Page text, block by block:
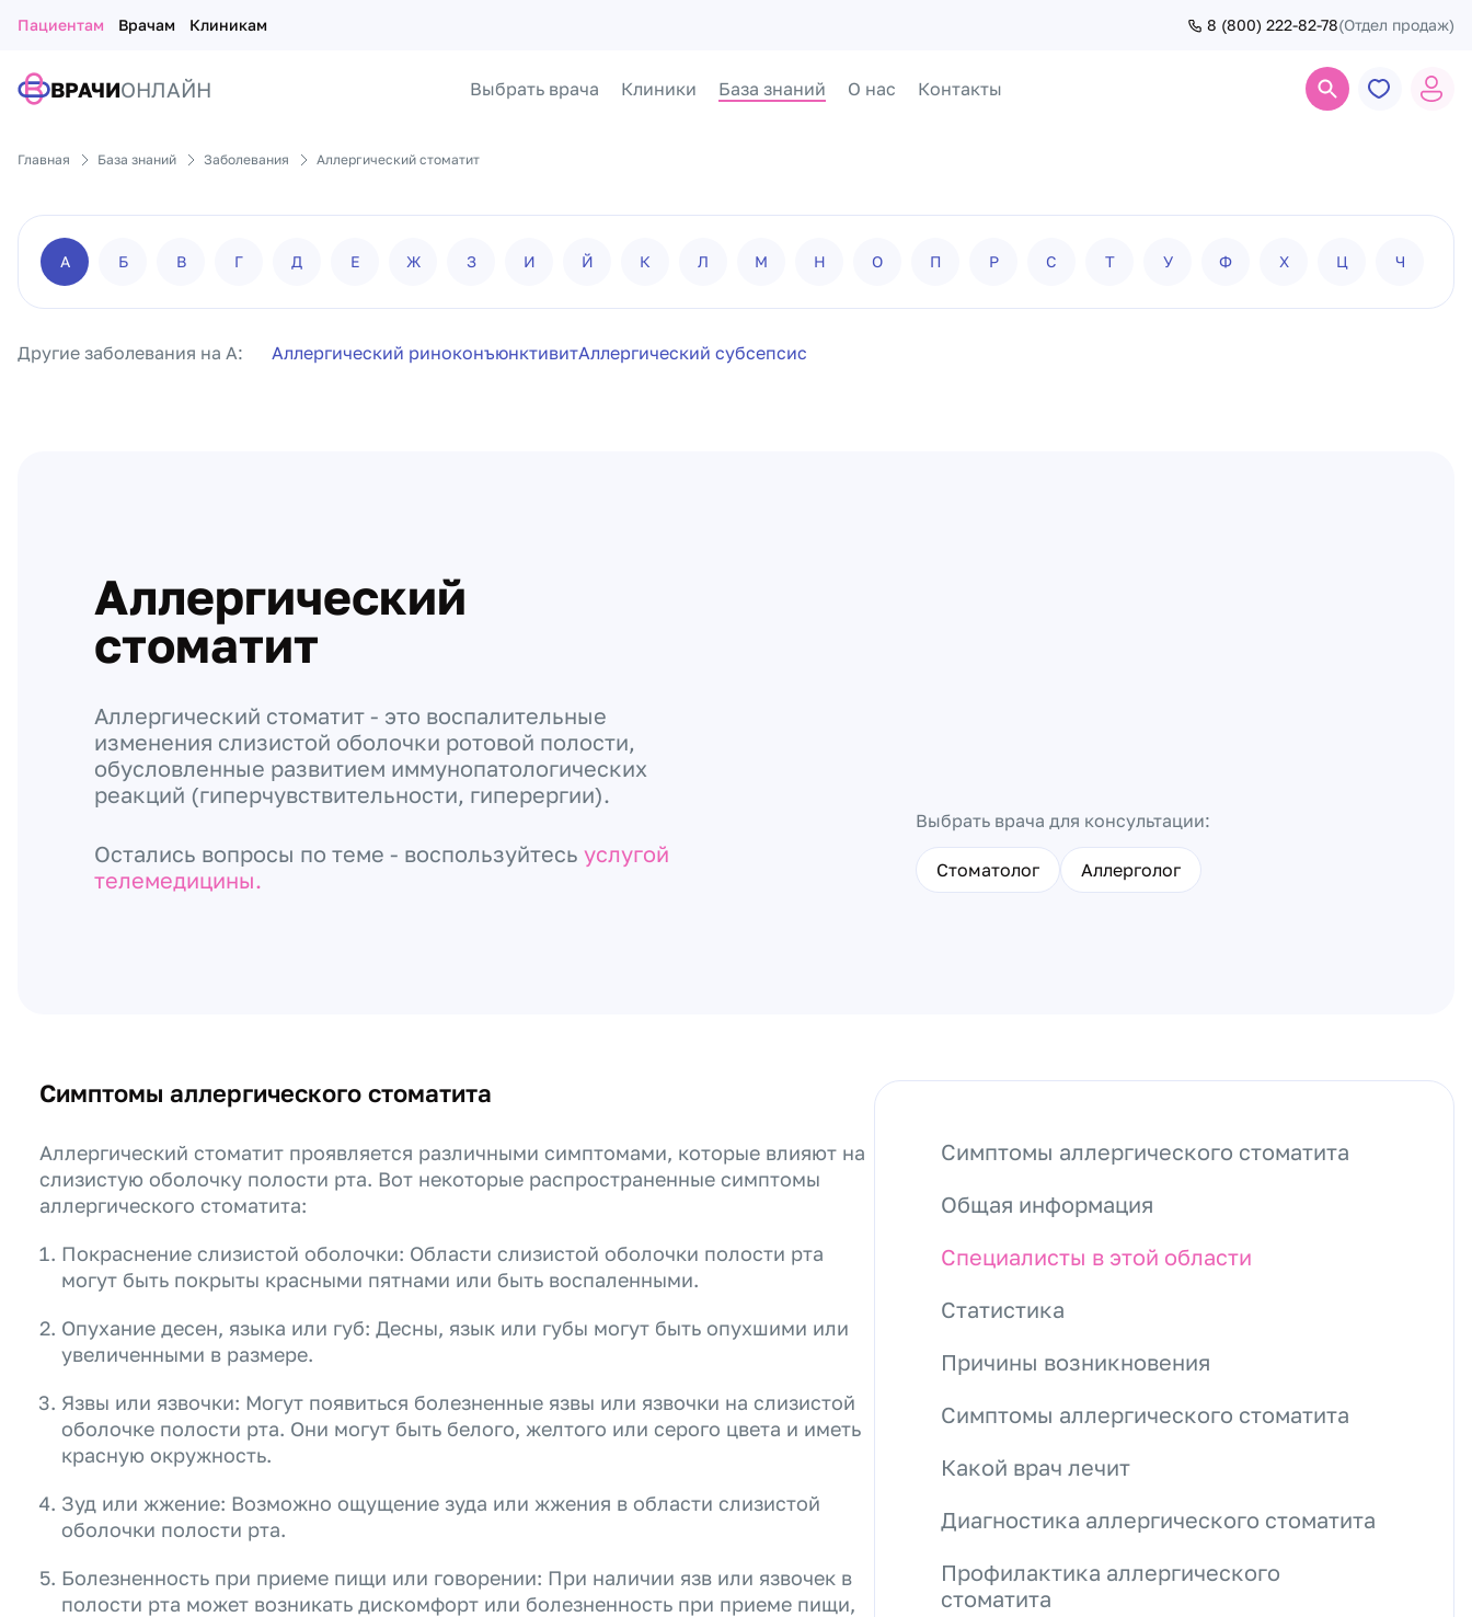
Пациентам Врачам Клиникам 8 (800) 222-82-78(Отдел продаж)
ВРАЧИОНЛАЙН Выбрать врача Клиники База знаний О нас Контакты
Главная База знаний Заболевания Аллергический стоматит
А Б В Г Д Е Ж З И Й К Л М Н О П Р С Т У Ф Х Ц Ч
Другие заболевания на А: Аллергический риноконъюнктивитАллергический субсепсис
Аллергический
стоматит
Аллергический стоматит - это воспалительные
изменения слизистой оболочки ротовой полости,
обусловленные развитием иммунопатологических
реакций (гиперчувствительности, гиперергии).
Остались вопросы по теме - воспользуйтесь услугой
телемедицины.
Выбрать врача для консультации:
Стоматолог Аллерголог
Симптомы аллергического стоматита
Аллергический стоматит проявляется различными симптомами, которые влияют на
слизистую оболочку полости рта. Вот некоторые распространенные симптомы
аллергического стоматита:
Покраснение слизистой оболочки: Области слизистой оболочки полости рта
могут быть покрыты красными пятнами или быть воспаленными.
Опухание десен, языка или губ: Десны, язык или губы могут быть опухшими или
увеличенными в размере.
Язвы или язвочки: Могут появиться болезненные язвы или язвочки на слизистой
оболочке полости рта. Они могут быть белого, желтого или серого цвета и иметь
красную окружность.
Зуд или жжение: Возможно ощущение зуда или жжения в области слизистой
оболочки полости рта.
Болезненность при приеме пищи или говорении: При наличии язв или язвочек в
полости рта может возникать дискомфорт или болезненность при приеме пищи,
Симптомы аллергического стоматита
Общая информация
Специалисты в этой области
Статистика
Причины возникновения
Симптомы аллергического стоматита
Какой врач лечит
Диагностика аллергического стоматита
Профилактика аллергического
стоматита